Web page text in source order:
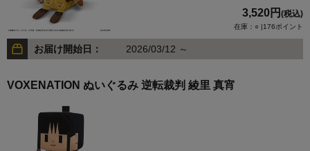
3,520円 (税込)
在庫：○ |176ポイント
お届け開始日： 2026/03/12 ～
VOXENATION ぬいぐるみ 逆転裁判 綾里 真宵